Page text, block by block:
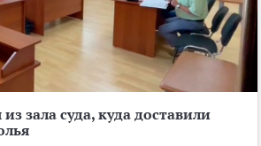
зала суда, куда доставили